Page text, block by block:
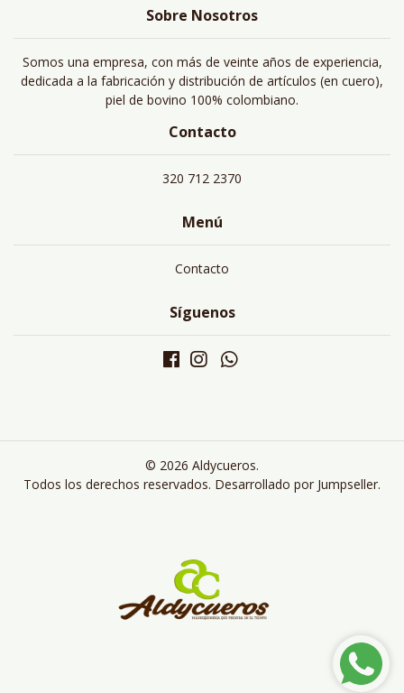
Sobre Nosotros
Somos una empresa, con más de veinte años de experiencia,
dedicada a la fabricación y distribución de artículos (en cuero),
piel de bovino 100% colombiano.
Contacto
320 712 2370
Menú
Contacto
Síguenos
© 2026 Aldycueros.
Todos los derechos reservados. Desarrollado por Jumpseller.